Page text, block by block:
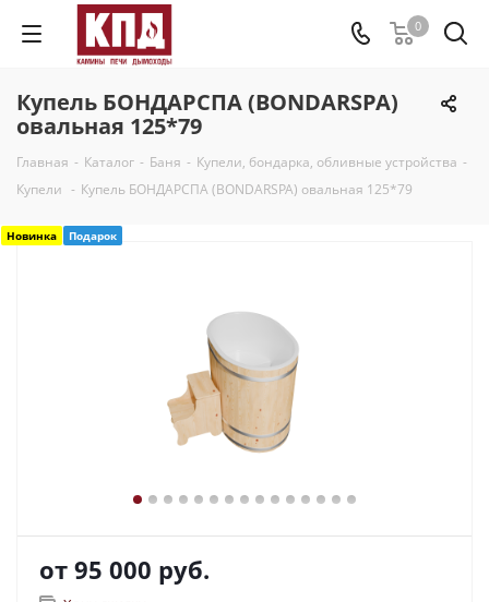
0
Купель БОНДАРСПА (BONDARSPA)
овальная 125*79
Главная - Каталог - Баня - Купели, бондарка, обливные устройства -
Купели - Купель БОНДАРСПА (BONDARSPA) овальная 125*79
Новинка Подарок
от 95 000 руб.